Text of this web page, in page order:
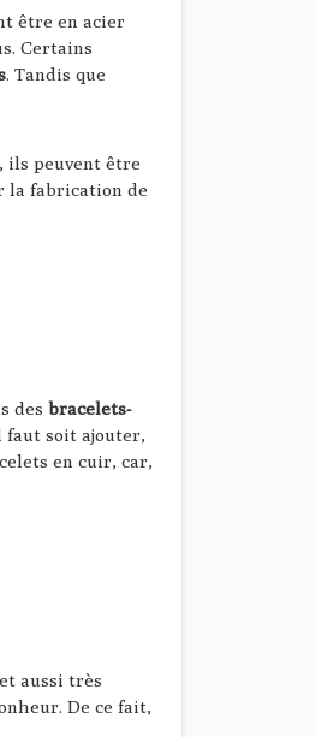
être en acier
Certains
. Tandis que
ils peuvent être
la fabrication de
des bracelets-
faut soit ajouter,
en cuir, car,
aussi très
De ce fait,